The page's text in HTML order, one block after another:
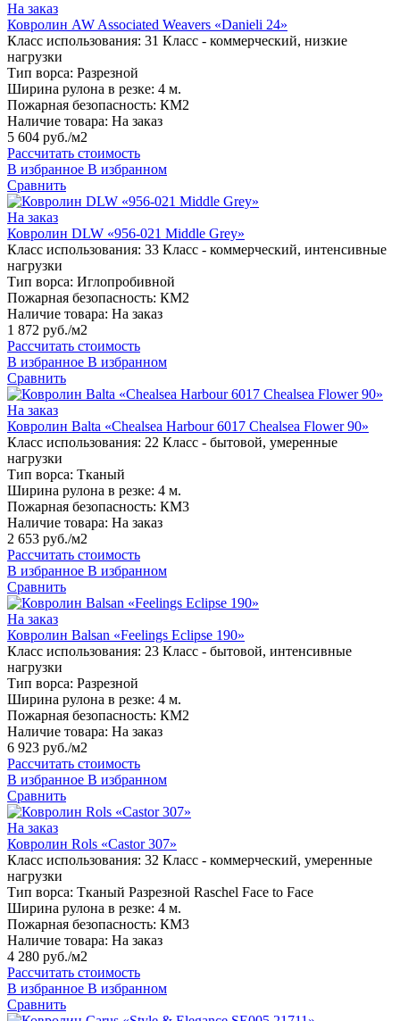
На заказ
Ковролин AW Associated Weavers «Danieli 24»
Класс использования: 31 Класс - коммерческий, низкие
нагрузки
Тип ворса: Разрезной
Ширина рулона в резке: 4 м.
Пожарная безопасность: КМ2
Наличие товара: На заказ
5 604 руб./м2
Рассчитать стоимость
В избранное В избранном
Сравнить
На заказ
Ковролин DLW «956-021 Middle Grey»
Класс использования: 33 Класс - коммерческий, интенсивные
нагрузки
Тип ворса: Иглопробивной
Пожарная безопасность: КМ2
Наличие товара: На заказ
1 872 руб./м2
Рассчитать стоимость
В избранное В избранном
Сравнить
На заказ
Ковролин Balta «Chealsea Harbour 6017 Chealsea Flower 90»
Класс использования: 22 Класс - бытовой, умеренные
нагрузки
Тип ворса: Тканый
Ширина рулона в резке: 4 м.
Пожарная безопасность: КМ3
Наличие товара: На заказ
2 653 руб./м2
Рассчитать стоимость
В избранное В избранном
Сравнить
На заказ
Ковролин Balsan «Feelings Eclipse 190»
Класс использования: 23 Класс - бытовой, интенсивные
нагрузки
Тип ворса: Разрезной
Ширина рулона в резке: 4 м.
Пожарная безопасность: КМ2
Наличие товара: На заказ
6 923 руб./м2
Рассчитать стоимость
В избранное В избранном
Сравнить
На заказ
Ковролин Rols «Castor 307»
Класс использования: 32 Класс - коммерческий, умеренные
нагрузки
Тип ворса: Тканый Разрезной Raschel Face to Face
Ширина рулона в резке: 4 м.
Пожарная безопасность: КМ3
Наличие товара: На заказ
4 280 руб./м2
Рассчитать стоимость
В избранное В избранном
Сравнить